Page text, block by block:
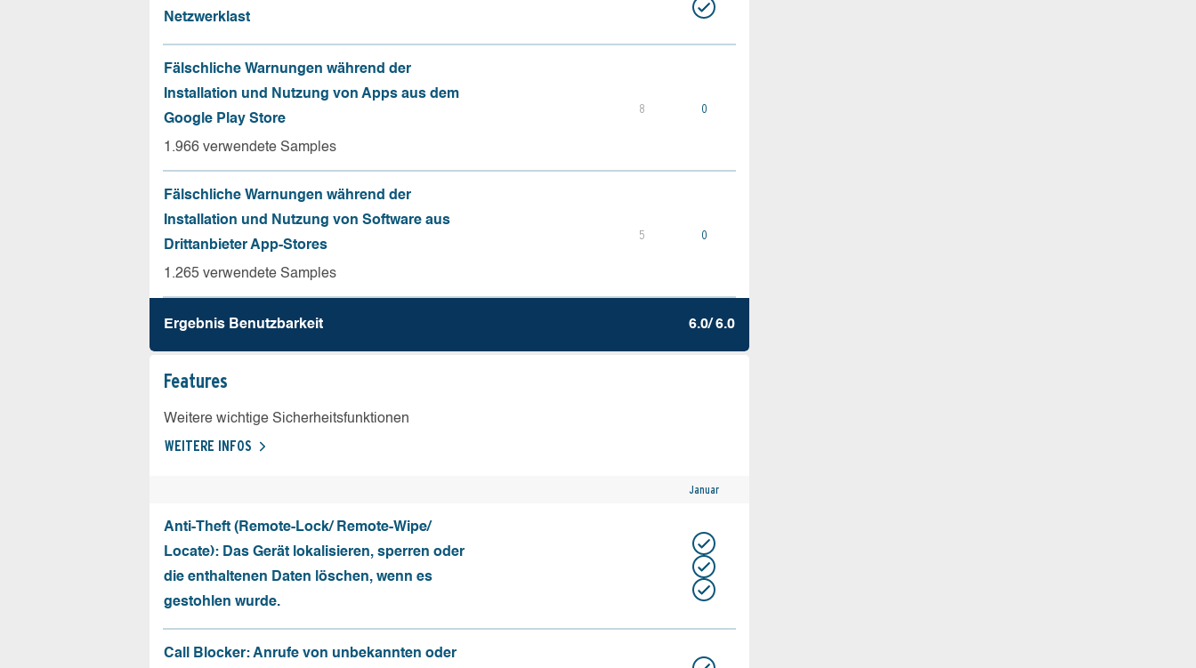
Netzwerklast
Fälschliche Warnungen während der
Installation und Nutzung von Apps aus dem
Google Play Store
1.966 verwendete Samples
8 0
Fälschliche Warnungen während der
Installation und Nutzung von Software aus
Drittanbieter App-Stores
1.265 verwendete Samples
5 0
Ergebnis Benutz­barkeit 6.0/ 6.0
Features
Weitere wichtige Sicherheitsfunktionen
WEITERE INFOS
Januar
Anti-Theft (Remote-Lock/ Remote-Wipe/
Locate): Das Gerät lokalisieren, sperren oder
die enthaltenen Daten löschen, wenn es
gestohlen wurde.
Call Blocker: Anrufe von unbekannten oder